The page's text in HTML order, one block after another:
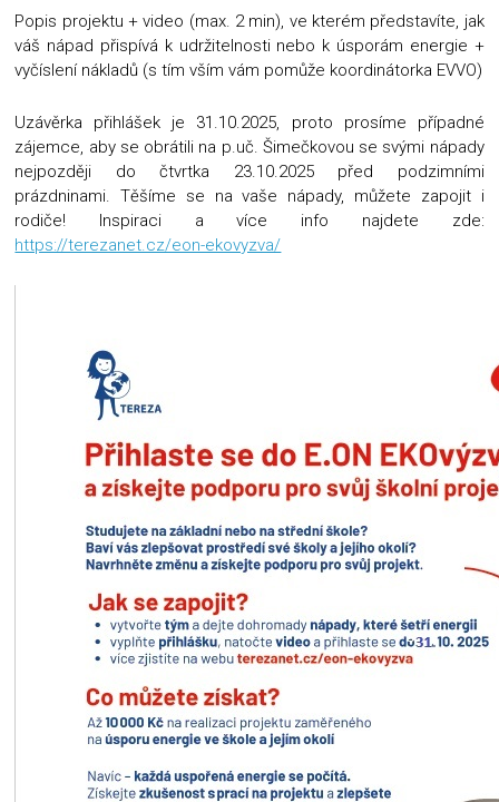
Popis projektu + video (max. 2 min), ve kterém představíte, jak
váš nápad přispívá k udržitelnosti nebo k úsporám energie +
vyčíslení nákladů (s tím vším vám pomůže koordinátorka EVVO)
Uzávěrka přihlášek je 31.10.2025, proto prosíme případné
zájemce, aby se obrátili na p.uč. Šimečkovou se svými nápady
nejpozději do čtvrtka 23.10.2025 před podzimními
prázdninami. Těšíme se na vaše nápady, můžete zapojit i
rodiče! Inspiraci a více info najdete zde:
https://terezanet.cz/eon-ekovyzva/